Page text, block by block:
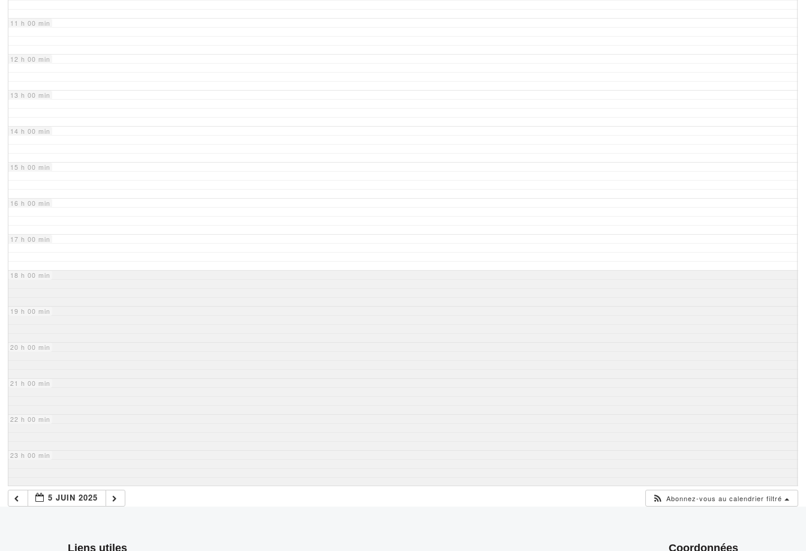
11 h 00 min
12 h 00 min
13 h 00 min
14 h 00 min
15 h 00 min
16 h 00 min
17 h 00 min
18 h 00 min
19 h 00 min
20 h 00 min
21 h 00 min
22 h 00 min
23 h 00 min
5 JUIN 2025 Abonnez-vous au calendrier filtré
Liens utiles Coordonnées